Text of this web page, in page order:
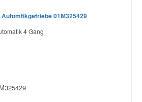
01M325429
4 Gang